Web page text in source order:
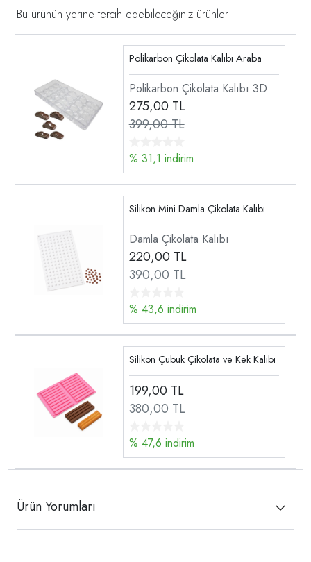
Bu ürünün yerine tercih edebileceğiniz ürünler
Polikarbon Çikolata Kalıbı Araba
Polikarbon Çikolata Kalıbı 3D
275,00 TL
399,00 TL
% 31,1 indirim
Silikon Mini Damla Çikolata Kalıbı
Damla Çikolata Kalıbı
220,00 TL
390,00 TL
% 43,6 indirim
Silikon Çubuk Çikolata ve Kek Kalıbı
199,00 TL
380,00 TL
% 47,6 indirim
Ürün Yorumları